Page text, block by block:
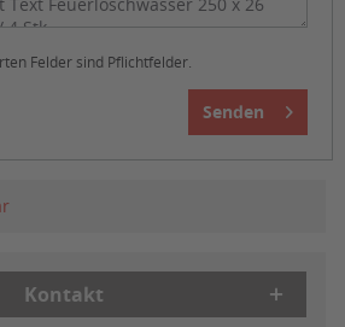
Felder sind Pflichtfelder.
Senden
Kontakt